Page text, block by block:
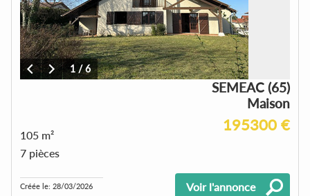
1 /6
SEMEAC (65)
Maison
195300 €
105 m²
7 pièces
Créée le: 28/03/2026 Voir l'annonce